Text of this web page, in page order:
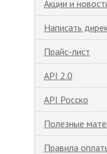
Акции и
Написать
Прайс-лист
API 2.0
API Росско
Полезные
Правила